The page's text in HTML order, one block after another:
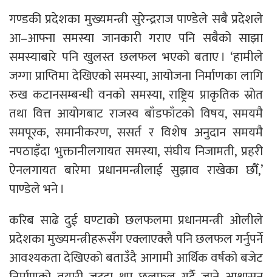
गण्डकी प्रदेशका मुख्यमन्त्री सुरेन्द्रराज पाण्डेले सबै प्रदेशले
आ–आफ्ना समस्या जानकारी गराए पनि सबैको साझा
समस्याबारे पनि खुलस्त छलफल भएको बताए । ‘हामीले
जग्गा प्राप्तिमा देखिएको समस्या, आयोजना निर्माणका लागि
रुख कटानसम्बन्धी वनको समस्या, राष्ट्रिय प्राकृतिक स्रोत
तथा वित्त आयोगबाट राजस्व बाँडफाँटको विषय, समयमै
समपूरक, समानीकरण, ससर्त र विशेष अनुदान समयमै
नपठाइँदा भुक्तानीलगायत समस्या, संघीय निजामती, प्रहरी
ऐनलगायत बारेमा प्रधानमन्त्रीलाई सुझाव राखेका छौँ,’
पाण्डेले भने ।
करिब साढे दुई घण्टाको छलफलमा प्रधानमन्त्री ओलीले
प्रदेशका मुख्यमन्त्रीहरूसँग एक्लाएक्लै पनि छलफल गर्नुपर्ने
आवश्यकता देखिएको बताउँदै आगामी आर्थिक वर्षको बजेट